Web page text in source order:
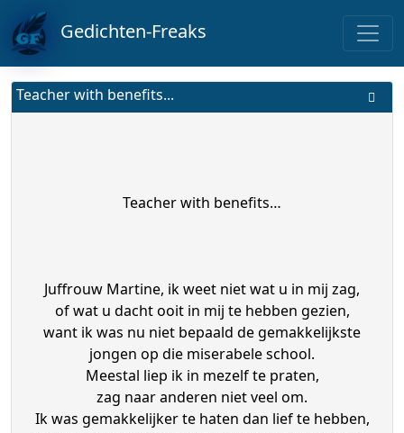
Gedichten-Freaks
Teacher with benefits...
Teacher with benefits…
Juffrouw Martine, ik weet niet wat u in mij zag,
of wat u dacht ooit in mij te hebben gezien,
want ik was nu niet bepaald de gemakkelijkste
jongen op die miserabele school.
Meestal liep ik in mezelf te praten,
zag naar anderen niet veel om.
Ik was gemakkelijker te haten dan lief te hebben,